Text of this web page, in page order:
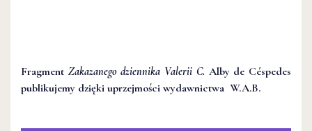
Fragment Zakazanego dziennika Valerii C. Alby de Céspedes
publikujemy dzięki uprzejmości wydawnictwa W.A.B.